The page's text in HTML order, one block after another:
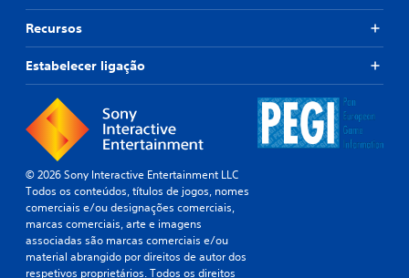
Recursos
Estabelecer ligação
© 2026 Sony Interactive Entertainment LLC
Todos os conteúdos, títulos de jogos, nomes
comerciais e/ou designações comerciais,
marcas comerciais, arte e imagens
associadas são marcas comerciais e/ou
material abrangido por direitos de autor dos
respetivos proprietários. Todos os direitos